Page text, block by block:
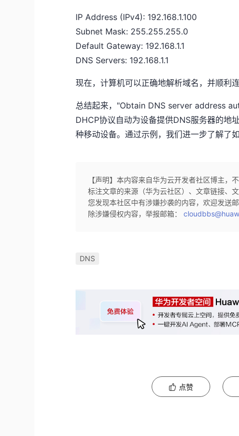
IP Address (IPv4): 192.168.1.100
Subnet Mask: 255.255.255.0
Default Gateway: 192.168.1.1
DNS Servers: 192.168.1.1
现在，计算机可以正确地解析域名，并顺利
总结起来，"Obtain DNS server address
DHCP协议自动为设备提供DNS服务器的地
种移动设备。通过示例，我们进一步了解了
【声明】本内容来自华为云开发者社区博主，
标注文章的来源（华为云社区）、文章链接、
您发现本社区中有涉嫌抄袭的内容，欢迎发送
除涉嫌侵权内容，举报邮箱：
DNS
点赞